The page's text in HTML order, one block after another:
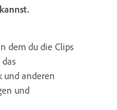
dem du die Clips
und anderen
und